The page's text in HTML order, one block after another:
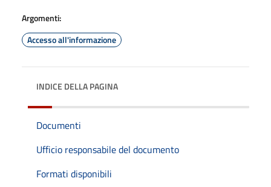
Argomenti:
Accesso all'informazione
INDICE DELLA PAGINA
Documenti
Ufficio responsabile del documento
Formati disponibili